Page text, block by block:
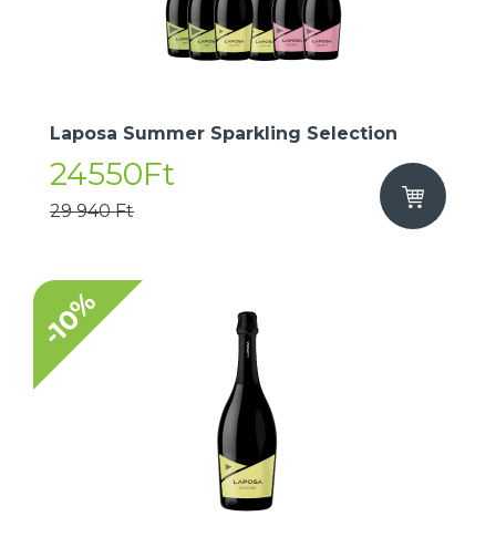
Laposa Summer Sparkling Selection
24550Ft
29 940 Ft
-10%